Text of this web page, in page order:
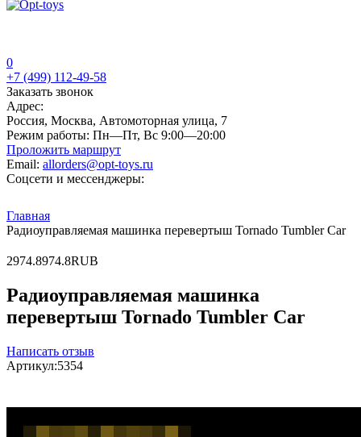
0
+7 (499) 112-49-58
Заказать звонок
Адрес:
Россия, Москва, Автомоторная улица, 7
Режим работы: Пн—Пт, Вс 9:00—20:00
Проложить маршрут
Email: allorders@opt-toys.ru
Соцсети и мессенджеры:
Главная
Радиоуправляемая машинка перевертыш Tornado Tumbler Car
2974.8974.8RUB
Радиоуправляемая машинка
перевертыш Tornado Tumbler Car
Написать отзыв
Артикул:5354